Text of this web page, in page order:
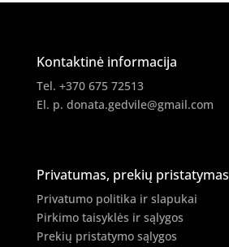
Kontaktinė informacija
Tel. +370 675 72513
El. p. donata.gedvile@gmail.com
Privatumas, prekių pristatymas
Privatumo politika ir slapukai
Pirkimo taisyklės ir sąlygos
Prekių pristatymo sąlygos